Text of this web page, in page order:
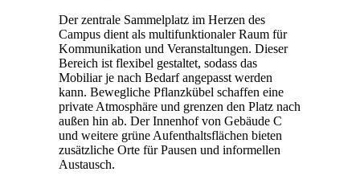
Der zentrale Sammelplatz im Herzen des
Campus dient als multifunktionaler Raum für
Kommunikation und Veranstaltungen. Dieser
Bereich ist flexibel gestaltet, sodass das
Mobiliar je nach Bedarf angepasst werden
kann. Bewegliche Pflanzkübel schaffen eine
private Atmosphäre und grenzen den Platz nach
außen hin ab. Der Innenhof von Gebäude C
und weitere grüne Aufenthaltsflächen bieten
zusätzliche Orte für Pausen und informellen
Austausch.